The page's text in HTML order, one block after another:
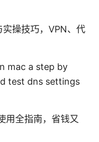
操技巧，VPN、代
mac a step by
test dns settings
用全指南，省钱又